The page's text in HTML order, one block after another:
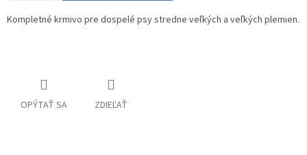
Kompletné krmivo pre dospelé psy stredne veľkých a veľkých plemien.
OPÝTAŤ SA ZDIEĽAŤ